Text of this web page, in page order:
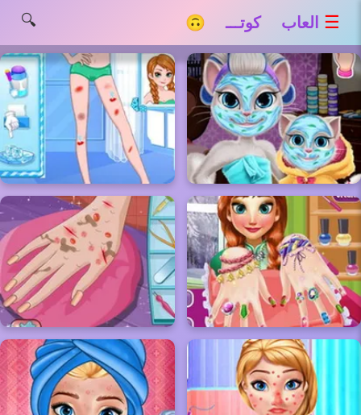
☰ العاب كوتـــ 🙃 🔍